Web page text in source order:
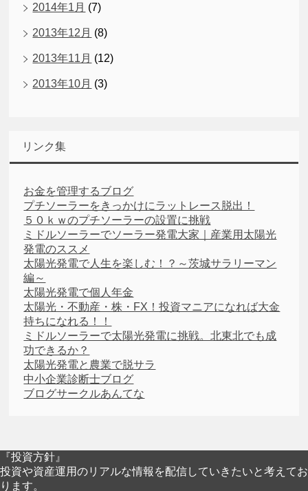
2014年1月 (7)
2013年12月 (8)
2013年11月 (12)
2013年10月 (3)
リンク集
お金を管理するブログ
プチソーラーをきっかけにラットレース脱出！
５０ｋｗのプチソーラーの設置に挑戦
ミドルソーラーでソーラー発電大家｜産業用太陽光
発電のススメ
太陽光発電で人生を楽しむ！？～茨城サラリーマン
編～
太陽光発電で個人年金
太陽光・不動産・株・FX！投資マニアになれば大金
持ちになれる！！
ミドルソーラーで太陽光発電に挑戦。北東北でも成
功できるか？
太陽光発電と農業で脱サラ
中小企業診断士ブログ
ブログサークルあんてな
『投資方針』
投資や資産運用のリアルな情報を配信していきたいと考えてお
ります。